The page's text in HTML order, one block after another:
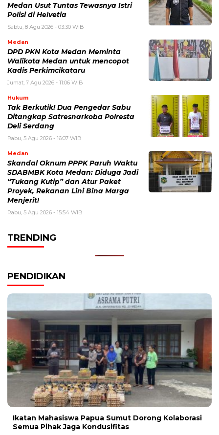
Medan Usut Tuntas Tewasnya Istri
Polisi di Helvetia
Sabtu, 8 Agu 2026 - 03:30 WIB
Medan
DPD PKN Kota Medan Meminta
Walikota Medan untuk mencopot
Kadis Perkimcikataru
Jumat, 7 Agu 2026 - 11:06 WIB
Hukum
Tak Berkutik! Dua Pengedar Sabu
Ditangkap Satresnarkoba Polresta
Deli Serdang
Rabu, 5 Agu 2026 - 16:07 WIB
Medan
Skandal Oknum PPPK Paruh Waktu
SDABMBK Kota Medan: Diduga Jadi
“Tukang Kutip” dan Atur Paket
Proyek, Rekanan Lini Bina Marga
Menjerit!
Rabu, 5 Agu 2026 - 15:54 WIB
TRENDING
PENDIDIKAN
Ikatan Mahasiswa Papua Sumut Dorong Kolaborasi
Semua Pihak Jaga Kondusifitas